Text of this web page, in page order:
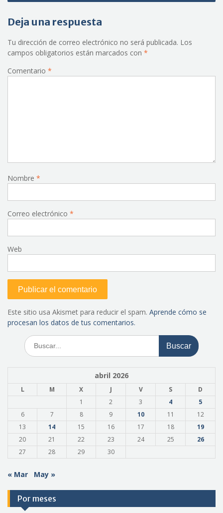
Deja una respuesta
Tu dirección de correo electrónico no será publicada. Los
campos obligatorios están marcados con *
Comentario *
Nombre *
Correo electrónico *
Web
Este sitio usa Akismet para reducir el spam. Aprende cómo se
procesan los datos de tus comentarios.
Buscar:
abril 2026
L M X J V S
D
1
2 3 4
5
6
7 8 9 10 11
12
13
14 15 16 17 18
19
20
21 22 23 24 25
26
27
28 29 30
« Mar May »
Por meses